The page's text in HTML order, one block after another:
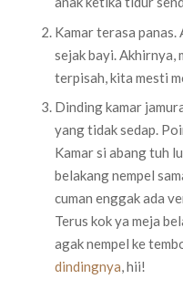
Kamar terasa panas.
sejak bayi. Akhirnya,
terpisah, kita mesti
Dinding kamar
yang tidak sedap.
Kamar si abang tuh
belakang nempel
cuman enggak ada
Terus kok ya meja
agak nempel ke
dindingnya, hii!